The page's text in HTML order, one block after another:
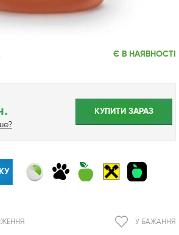
Є В НАЯВНОСТІ
КУПИТИ ЗАРАЗ
У БАЖАННЯ